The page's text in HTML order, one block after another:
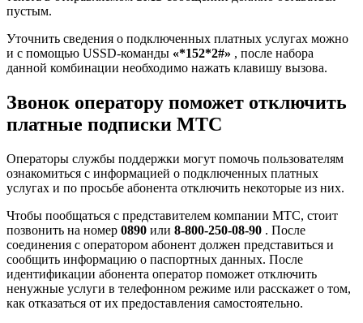
пустым.
Уточнить сведения о подключенных платных услугах можно
и с помощью USSD-команды «*152*2#» , после набора
данной комбинации необходимо нажать клавишу вызова.
Звонок оператору поможет отключить
платные подписки МТС
Операторы службы поддержки могут помочь пользователям
ознакомиться с информацией о подключенных платных
услугах и по просьбе абонента отключить некоторые из них.
Чтобы пообщаться с представителем компании МТС, стоит
позвонить на номер 0890 или 8-800-250-08-90 . После
соединения с оператором абонент должен представиться и
сообщить информацию о паспортных данных. После
идентификации абонента оператор поможет отключить
ненужные услуги в телефонном режиме или расскажет о том,
как отказаться от их предоставления самостоятельно.